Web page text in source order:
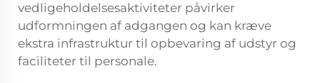
vedligeholdelsesaktiviteter påvirker
udformningen af adgangen og kan kræve
ekstra infrastruktur til opbevaring af udstyr og
faciliteter til personale.